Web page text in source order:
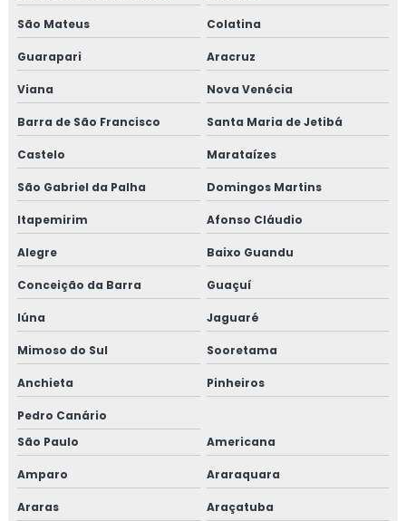
Plataforma de acessibilidade preço
Plataforma elevatória
Plataforma elevatória belo horizonte
Plataforma elevatória bh
Plataforma elevatória preço
Preço de pcmso
Preço de projetos eletricos
Projeto de combate a incêndio e pânico
Projeto de combate a incêndio preço
Projeto de detecção de incêndio
Projeto elétrico
Projeto elétrico bh
São Mateus Colatina
Guarapari Aracruz
Viana Nova Venécia
Barra de São Francisco Santa Maria de Jetibá
Castelo Marataízes
São Gabriel da Palha Domingos Martins
Itapemirim Afonso Cláudio
Alegre Baixo Guandu
Conceição da Barra Guaçuí
Iúna Jaguaré
Mimoso do Sul Sooretama
Anchieta Pinheiros
Pedro Canário
São Paulo
Americana
Amparo Araraquara
Araras Araçatuba